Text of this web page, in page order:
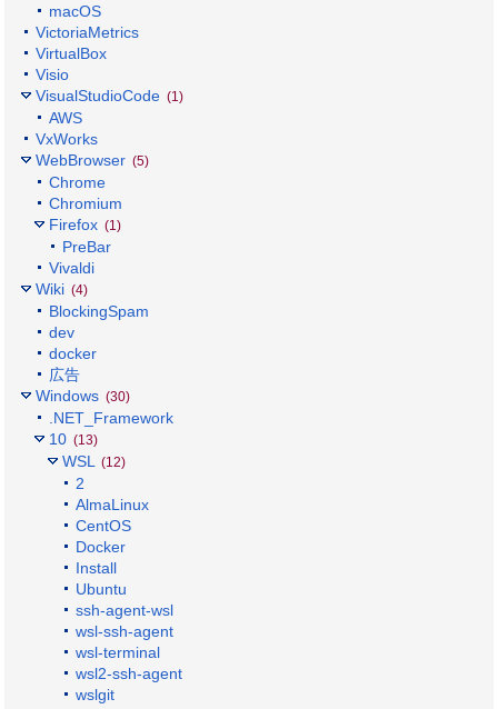
macOS
VictoriaMetrics
VirtualBox
Visio
VisualStudioCode (1)
AWS
VxWorks
WebBrowser (5)
Chrome
Chromium
Firefox (1)
PreBar
Vivaldi
Wiki (4)
BlockingSpam
dev
docker
広告
Windows (30)
.NET_Framework
10 (13)
WSL (12)
2
AlmaLinux
CentOS
Docker
Install
Ubuntu
ssh-agent-wsl
wsl-ssh-agent
wsl-terminal
wsl2-ssh-agent
wslgit